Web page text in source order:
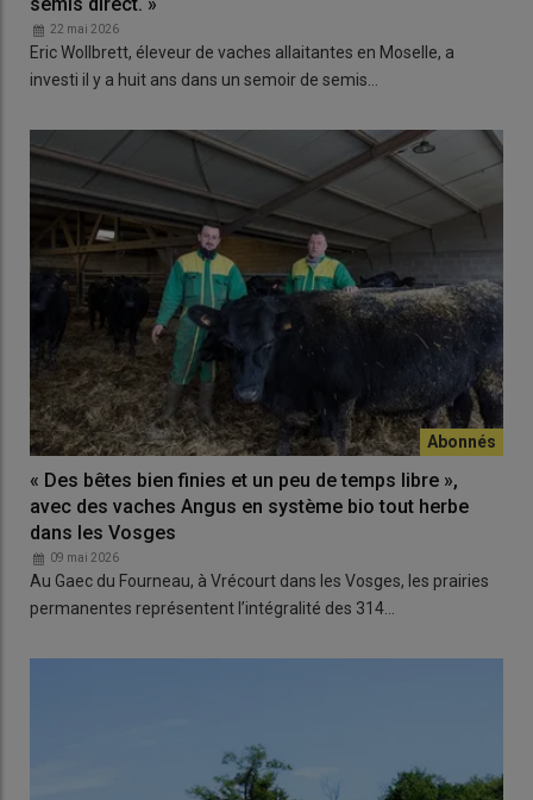
22 mai 2026
Eric Wollbrett, éleveur de vaches allaitantes en Moselle, a
investi il y a huit ans dans un semoir de semis…
« Des bêtes bien finies et un peu de temps libre »,
avec des vaches Angus en système bio tout herbe
dans les Vosges
09 mai 2026
Au Gaec du Fourneau, à Vrécourt dans les Vosges, les prairies
permanentes représentent l’intégralité des 314…